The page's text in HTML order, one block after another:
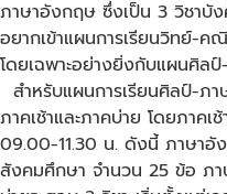
ภาษาอังกฤษ ซึ่งเป็น 3 วิชาบั
อยากเข้าแผนการเรียนวิทย์-
โดยเฉพาะอย่างยิ่งกับแผนศิล
สำหรับแผนการเรียนศิลป์-ภ
ภาคเช้าและภาคบ่าย โดยภาคเ
09.00-11.30 น. ดังนี้ ภาษา
สังคมศึกษา จำนวน 25 ข้อ ภ